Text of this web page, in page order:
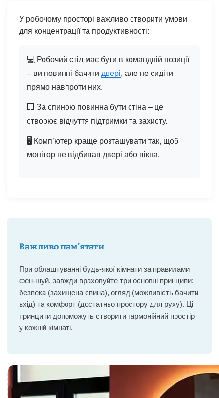
У робочому просторі важливо створити умови
для концентрації та продуктивності:
💻 Робочий стіл має бути в командній позиції
– ви повинні бачити двері, але не сидіти
прямо навпроти них.
🏢 За спиною повинна бути стіна – це
створює відчуття підтримки та захисту.
🖥️ Комп’ютер краще розташувати так, щоб
монітор не відбивав двері або вікна.
Важливо пам’ятати
При облаштуванні будь-якої кімнати за правилами
фен-шуй, завжди враховуйте три основні принципи:
безпека (захищена спина), огляд (можливість бачити
вхід) та комфорт (достатньо простору для руху). Ці
принципи допоможуть створити гармонійний простір
у кожній кімнаті.